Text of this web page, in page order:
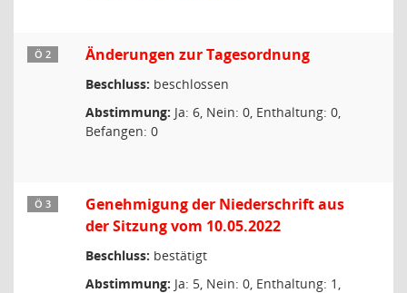
Ö 2 Änderungen zur Tagesordnung
Beschluss: beschlossen
Abstimmung: Ja: 6, Nein: 0, Enthaltung: 0,
Befangen: 0
Ö 3
Genehmigung der Niederschrift aus
der Sitzung vom 10.05.2022
Beschluss: bestätigt
Abstimmung: Ja: 5, Nein: 0, Enthaltung: 1,